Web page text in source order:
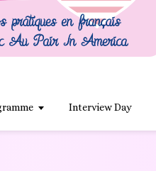
Interview Day